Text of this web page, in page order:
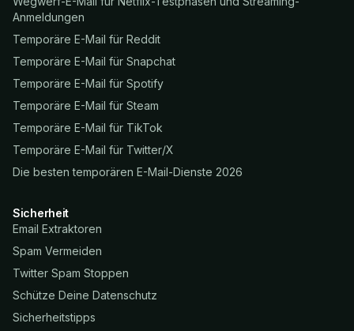
Anmeldungen
Temporäre E-Mail für Reddit
Temporäre E-Mail für Snapchat
Temporäre E-Mail für Spotify
Temporäre E-Mail für Steam
Temporäre E-Mail für TikTok
Temporäre E-Mail für Twitter/X
Die besten temporären E-Mail-Dienste 2026
Sicherheit
Email Extraktoren
Spam Vermeiden
Twitter Spam Stoppen
Schütze Deine Datenschutz
Sicherheitstipps